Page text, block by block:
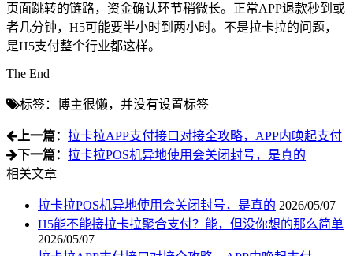
页面跳转的链路，资金确认环节稍微长。正常APP退款秒到或
者几分钟，H5可能要半小时到两小时。不是拉卡拉的问题，
是H5支付整个行业都这样。
The End
标签：博主很懒，并没有设置标签
上一篇： 拉卡拉APP支付接口对接全攻略，APP内唤起支付
下一篇： 拉卡拉POS机异地使用会关闭封号，是真的
相关文章
拉卡拉POS机异地使用会关闭封号，是真的 2026/05/07
H5能不能接拉卡拉聚合支付？能，但没你想的那么简单
2026/05/07